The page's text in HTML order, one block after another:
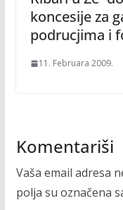
koncesije za
podrucjima i
11. Februara 2009.
Komentariši
Vaša email adresa
polja su označena